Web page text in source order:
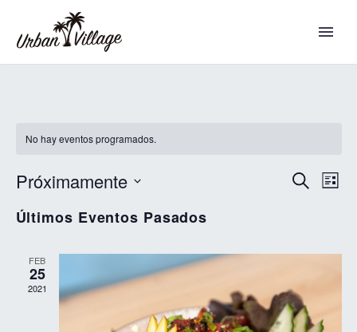
No hay eventos programados.
VISTAS
EVENTOS
BuscarLista
Próximamente
fecha.
Últimos Eventos Pasados
FEB
25
2021